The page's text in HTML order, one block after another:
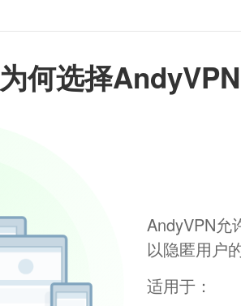
为何选择
AndyVPN允
以隐匿用户
适用于：